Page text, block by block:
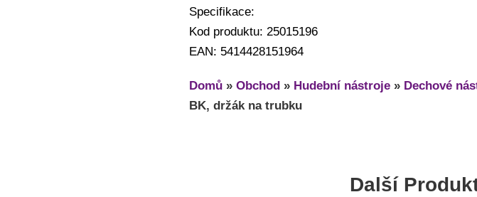
Specifikace:
Kod produktu: 25015196
EAN: 5414428151964
Domů » Obchod » Hudební nástroje » Dechové
BK, držák na trubku
Další